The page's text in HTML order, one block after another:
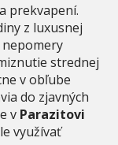
prekvapení.
z luxusnej
strednej
v obľube
do zjavných
v Parazitovi
využívať